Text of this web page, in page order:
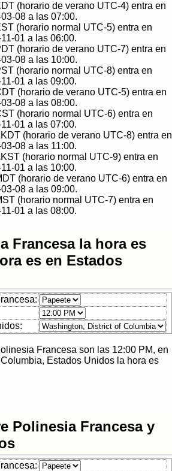
(horario de verano UTC-4) entra en
08 a las 07:00.
(horario normal UTC-5) entra en
01 a las 06:00.
(horario de verano UTC-7) entra en
08 a las 10:00.
(horario normal UTC-8) entra en
01 a las 09:00.
(horario de verano UTC-5) entra en
08 a las 08:00.
(horario normal UTC-6) entra en
01 a las 07:00.
(horario de verano UTC-8) entra en
08 a las 11:00.
(horario normal UTC-9) entra en
01 a las 10:00.
(horario de verano UTC-6) entra en
08 a las 09:00.
(horario normal UTC-7) entra en
01 a las 08:00.
Francesa la hora es
es en Estados
Francesa son las 12:00 PM, en
Estados Unidos la hora es
Polinesia Francesa y